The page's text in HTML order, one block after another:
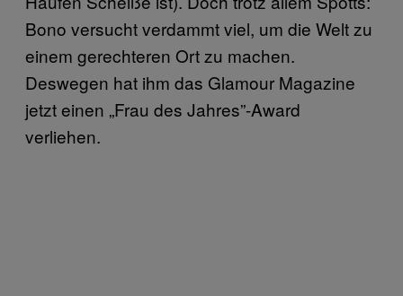
Bono versucht verdammt viel, um die Welt zu
einem gerechteren Ort zu machen.
Deswegen hat ihm das Glamour Magazine
jetzt einen „Frau des Jahres”-Award
verliehen.